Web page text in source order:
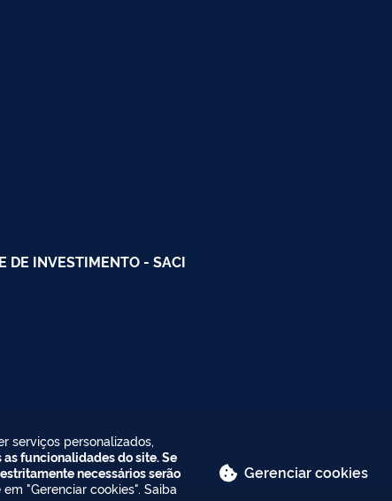
DE INVESTIMENTO - SACI
serviços personalizados,
as funcionalidades do site. Se
necessários serão
"Gerenciar cookies". Saiba
Gerenciar cookies